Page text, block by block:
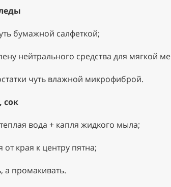
бумажной салфеткой;
нейтрального средства для мягкой
чуть влажной микрофиброй.
сок
вода + капля жидкого мыла;
края к центру пятна;
а промакивать.